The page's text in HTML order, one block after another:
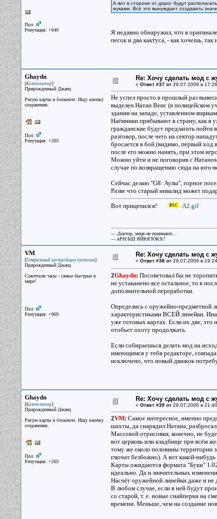
Пол:
Репутация: +649
А вот в стороне от дорог будут
жуками. Всё это вынуждает создавать
Я недавно обнаружил, что в
песок и два кактуса, - как хочешь,
Ghaydn
[Композитор]
Прирожденный Джаец
Рисую карты в блокноте. Ищу кнопку
сохранения.
Пол:
Репутация: +203
Re: Хочу сделать мод с
« Ответ #37 от29.07.2006 в
Не успел просто в прошлый раз
выделен Натан Венс (в полицейском
здании на западе, уставленном
Наёмники прибывают в страну, как я
гражданские будут предлагать
разговор, после чего на сектор
бросается в бой (видимо, первый ход
после его можно нанять, при этом
Можно уйти и не поговорив с
случае по возвращению сюда на юго-
Сейчас делаю "G8: Аулы", горное
Разве что старый инвалид может
Вот прицепился! A2.gif
— Доктор, меня не понимают...
— вРН БШ ЯЙЮГЮКХ?
VM
[Генеральный застройщик пустоши]
Прирожденный Джаец
Советские часы - самые быстрые в
мире!
Пол:
Репутация: +969
Re: Хочу сделать мод с
« Ответ #38 от29.07.2006 в
2Ghaydn: Посоветовал бы не
не устаканено все остальное, то в
дополнительной переработки.
Определись с оружейно-предметной
характеристиками ВСЕЙ линейки.
уже готовых картах. Если их две, это
отобьет охоту продолжать.
Если собираешься делать мод на
имеющимся у тебя редакторе,
исключено, что новый движок
Ghaydn
[Композитор]
Прирожденный Джаец
Рисую карты в блокноте. Ищу кнопку
сохранения.
Пол:
Репутация: +203
Re: Хочу сделать мод с
« Ответ #39 от29.07.2006 в
2VM: Самое интересное, именно
шахты, да снарядил Натана,
Массовой отрисовки, конечно, не
вот церковь или кладбище при всём
тому же около половины территории
глючат безбожно). А вот какой-
Карты ожидаются формата "Буки"
идеально. Да и значительных
Насчёт оружейной линейки даже и
В любом случае, если в ней будут
со старой, т. е. новые снайперки на
времени. Меньше, чем на создание